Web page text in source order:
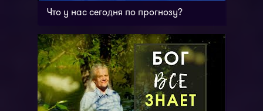
Что у нас сегодня по прогнозу?